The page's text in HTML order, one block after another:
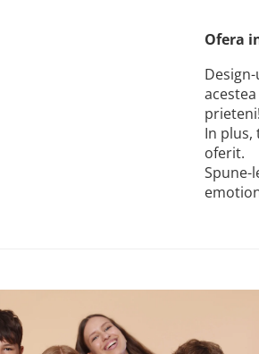
Ofera
prieteni!
In plus,
oferit.
Spune-